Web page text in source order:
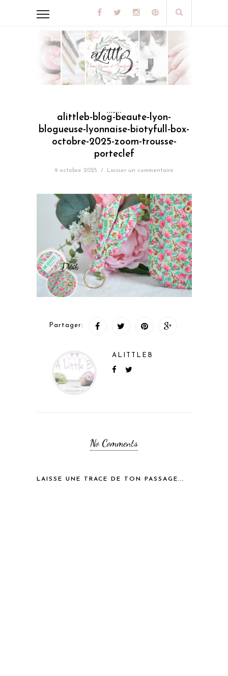
alittleb-blog-beaute-lyon-
blogueuse-lyonnaise-biotyfull-box-
octobre-2025-zoom-trousse-
porteclef
9 octobre 2025 / Laisser un commentaire
Partager:
ALITTLEB
No Comments
LAISSE UNE TRACE DE TON PASSAGE...